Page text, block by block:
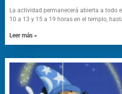
La actividad permanecerá abierta a todo
10 a 13 y 15 a 19 horas en el templo,
Leer más »